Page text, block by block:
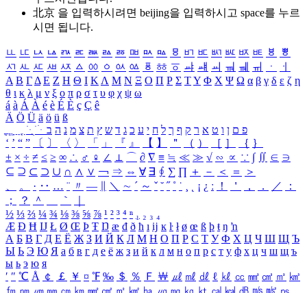
北京 을 입력하시려면 beijing을 입력하시고 space를 누르
시면 됩니다.
ㅥ ㅦ ㅧ ㅨ ㅩ ㅪ ㅫ ㅬ ㅭ ㅮ ㅯ ㅰ ㅱ ㅲ ㅳ ㅴ ㅵ ㅶ ㅷ ㅸ
ㅹ
ㅺ ㅻ ㅼ ㅽ ㅾ ㅿ ㆀ ㆁ ㆂ ㆃ ㆄ ㆅ ㆆ ㆇ ㆈ ㆉ ㆊ ㆋ ㆌ ㆍ
ㆎ
Α Β ΓΔ Ε Ζ Η Θ Ι ΚΛ Μ Ν Ξ Ο Π Ρ Σ ΤΥ Φ Χ Ψ Ω α β γ δ ε ζ η
θ ι κ λ μ ν ξ ο π ρ σ τ υ φ χ ψ ω
á à Á À é è É È ç Ç ê
Ä Ö Ü ä ö ü ß
ִֶֹ ֻּ ׁׂ פ ם ן ו ט א ר ק ף ך ל ח י ע כ ג ד ש ץ ת צ מ נ ה ב
‘ ’ “ ” 〔 〕 〈 〉 「 」 『 』 【 】 ＂ （ ） ［ ］ ｛ ｝
± × ÷ ≠ ≤ ≥ ∞ ∴ ♂ ♀ ∠ ⊥ ⌒ ∂ ∇ ≡ ≒ ≪ ≫ √ ∽ ∝ ∵ ∫ ∬ ∈ ∋
⊆ ⊇ ⊂ ⊃ ∪ ∩ ∧ ∨ ￢ ⇒ ⇔ ∀ ∃ ∮ ∑ ∏ ＋ － ＜ ＝
＞
、
。 · ‥ … ¨ 〃 ― ＼ ∼ ´ ～ ˇ ˘ ˝ ˚ ˙ ¸ ¡ ¿ ː ！ ＇ ， ． ／
：
；
？ ＾ ｀
½ ⅓ ⅔ ¼ ¾ ⅛ ⅜ ⅝ ⅞ ¹ ² ³ ⁴ ⁿ ₁ ₂ ₃ ₄
Æ Ð Ħ Ĳ Ł Ø Œ Þ Ŧ Ŋ æ đ ð ħ ı ĳ ĸ ŀ ł ø œ ß þ ŧ ŋ ŉ
А Б В Г Д Е Ё Ж З И Й К Л М Н О П Р С Т У Ф Х Ц Ч Ш Щ Ъ
Ы Ь Э Ю Я а б в г д е ё ж з и й к л м н о п р с т у ф х ц ч ш щ ъ
ы ь э ю я
′ ″ ℃ Å ￠ ￡ ￥ ¤ ℉ ‰ ＄ ％ Ｆ ￦ ㎕ ㎖ ㎗ ℓ ㎘ ㏄ ㎣ ㎤ ㎥ ㎦